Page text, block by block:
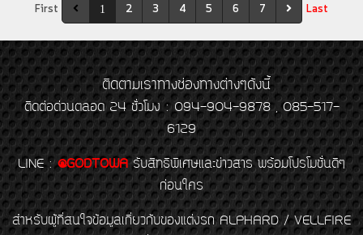
First 1 2 3 4 5 6 7 Last
ติดตามเราทางช่องทางต่างๆดังนี้
ติดต่อด่วนตลอด 24 ชั่วโมง : 094-904-9878 , 085-517-
6129
LINE : @GODTOWA รับสิทธิพิเศษและข่าวสาร พร้อมโปรโมชั่นดีๆ
ก่อนใคร
สำหรับผู้ที่สนใจข้อมูลเกี่ยวกับของแต่งรถ ALPHARD / VELLFIRE